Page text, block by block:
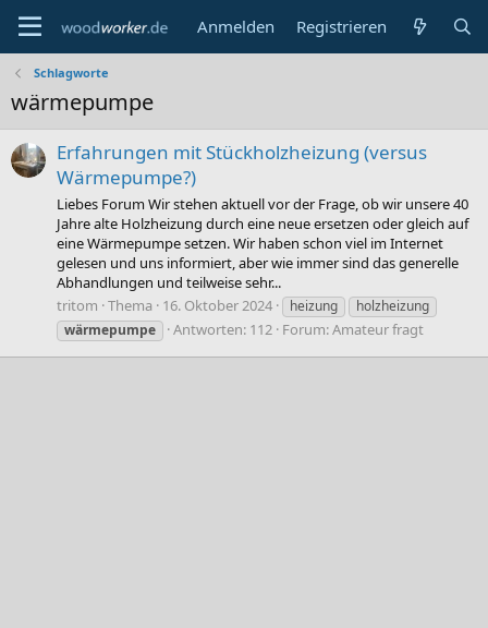
Anmelden Registrieren
Schlagworte
wärmepumpe
Erfahrungen mit Stückholzheizung (versus
Wärmepumpe?)
Liebes Forum Wir stehen aktuell vor der Frage, ob wir unsere 40
Jahre alte Holzheizung durch eine neue ersetzen oder gleich auf
eine Wärmepumpe setzen. Wir haben schon viel im Internet
gelesen und uns informiert, aber wie immer sind das generelle
Abhandlungen und teilweise sehr...
tritom Thema 16. Oktober 2024 heizung
holzheizung
wärmepumpe
Antworten: 112 Forum:Amateur fragt